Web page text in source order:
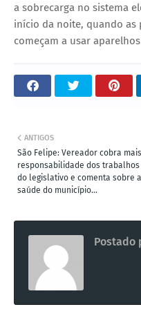
a sobrecarga no sistema
início da noite, quando as
começam a usar
ANTIGOS
São Felipe: Vereador cobra mais
responsabilidade dos trabalhos
do legislativo e comenta sobre a
saúde do município...
Postado